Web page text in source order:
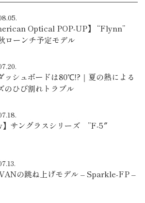
Optical POP-UP】 “Flynn”
ローンチ予定モデル
ッシュボードは80℃!?｜夏の熱による
のひび割れトラブル
】サングラスシリーズ ”F-5″
の跳ね上げモデル – Sparkle-FP –